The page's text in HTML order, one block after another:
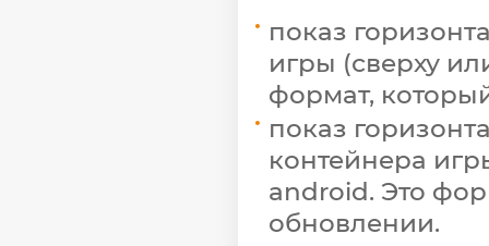
показ
игры (сверху
формат,
показ
контейнера
android. Это
обновлении.